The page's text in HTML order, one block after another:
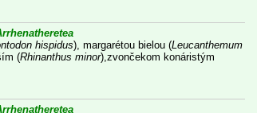
hispidus), margarétou bielou (Leucanthemum
(Rhinanthus minor),zvončekom konáristým